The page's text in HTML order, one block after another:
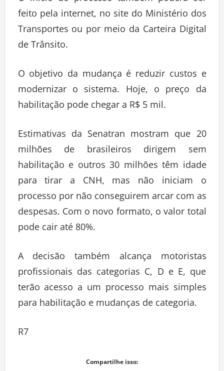
feito pela internet, no site do Ministério dos
Transportes ou por meio da Carteira Digital
de Trânsito.
O objetivo da mudança é reduzir custos e
modernizar o sistema. Hoje, o preço da
habilitação pode chegar a R$ 5 mil.
Estimativas da Senatran mostram que 20
milhões de brasileiros dirigem sem
habilitação e outros 30 milhões têm idade
para tirar a CNH, mas não iniciam o
processo por não conseguirem arcar com as
despesas. Com o novo formato, o valor total
pode cair até 80%.
A decisão também alcança motoristas
profissionais das categorias C, D e E, que
terão acesso a um processo mais simples
para habilitação e mudanças de categoria.
R7
Compartilhe isso: